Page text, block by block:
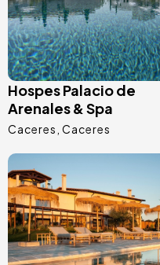
Hospes Palacio de
Arenales & Spa
Caceres Caceres
Image